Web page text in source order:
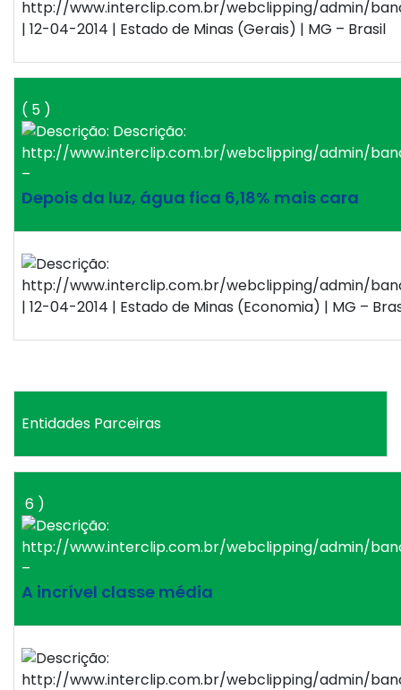
| 12-04-2014 | Estado de Minas (Gerais) | MG – Brasil
( 5 )
–
Depois da luz, água fica 6,18% mais cara
| 12-04-2014 | Estado de Minas (Economia) | MG –
Entidades Parceiras
6 )
–
A incrível classe média